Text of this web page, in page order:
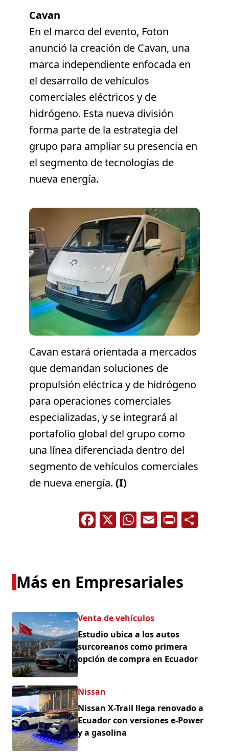
Cavan
En el marco del evento, Foton
anunció la creación de Cavan, una
marca independiente enfocada en
el desarrollo de vehículos
comerciales eléctricos y de
hidrógeno. Esta nueva división
forma parte de la estrategia del
grupo para ampliar su presencia en
el segmento de tecnologías de
nueva energía.
Cavan estará orientada a mercados
que demandan soluciones de
propulsión eléctrica y de hidrógeno
para operaciones comerciales
especializadas, y se integrará al
portafolio global del grupo como
una línea diferenciada dentro del
segmento de vehículos comerciales
de nueva energía.(I)
Facebook
X WhatsApp
Email
Print
Más en Empresariales
Venta de vehículos
Estudio ubica a los autos
surcoreanos como primera
opción de compra en Ecuador
Nissan
Nissan X-Trail llega renovado a
Ecuador con versiones e-Power
y a gasolina